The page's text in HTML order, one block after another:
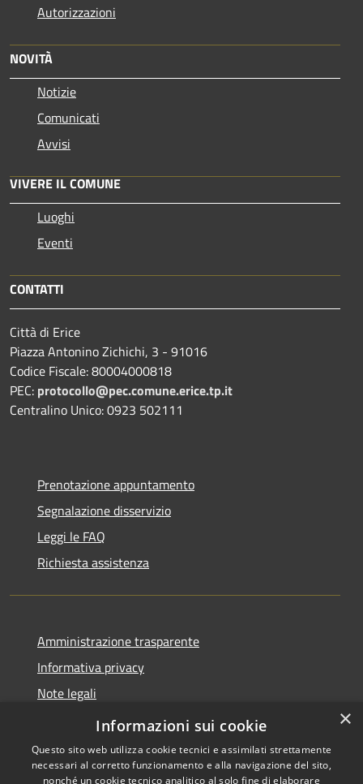
Autorizzazioni
NOVITÀ
Notizie
Comunicati
Avvisi
VIVERE IL COMUNE
Luoghi
Eventi
CONTATTI
Città di Erice
Piazza Antonino Zichichi, 3 - 91016
Codice Fiscale: 80004000818
PEC: protocollo@pec.comune.erice.tp.it
Centralino Unico: 0923 502111
Prenotazione appuntamento
Segnalazione disservizio
Leggi le FAQ
Richiesta assistenza
Amministrazione trasparente
Informativa privacy
Note legali
Dichiarazione di accessibilità
×
Informazioni sui cookie
Questo sito web utilizza cookie tecnici e assimilati strettamente
necessari al corretto funzionamento e alla navigazione del sito,
nonché un cookie tecnico analitico al solo fine di elaborare